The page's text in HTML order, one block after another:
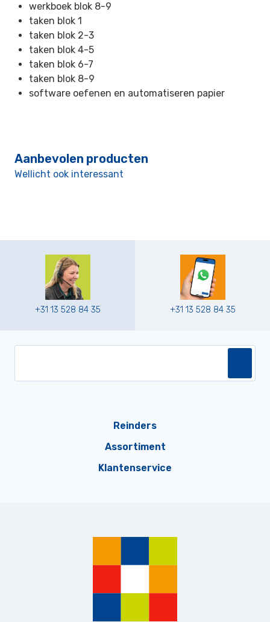
werkboek blok 8-9
taken blok 1
taken blok 2-3
taken blok 4-5
taken blok 6-7
taken blok 8-9
software oefenen en automatiseren papier
Aanbevolen producten
Wellicht ook interessant
+31 13 528 84 35 +31 13 528 84 35
Reinders
Assortiment
Klantenservice